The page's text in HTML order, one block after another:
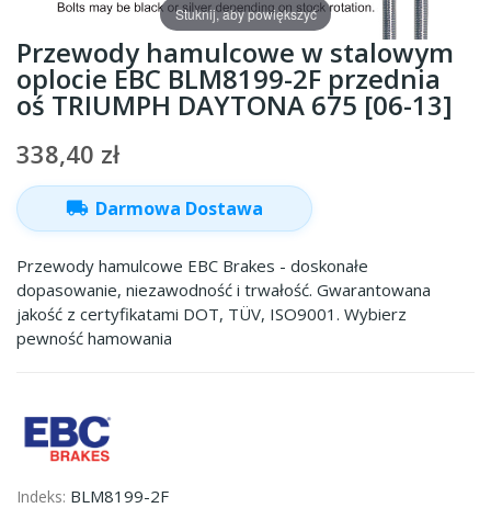
Stuknij, aby powiększyć
Przewody hamulcowe w stalowym
oplocie EBC BLM8199-2F przednia
oś TRIUMPH DAYTONA 675 [06-13]
338,40 zł
local_shipping Darmowa Dostawa
Przewody hamulcowe EBC Brakes - doskonałe
dopasowanie, niezawodność i trwałość. Gwarantowana
jakość z certyfikatami DOT, TÜV, ISO9001. Wybierz
pewność hamowania
Indeks: BLM8199-2F